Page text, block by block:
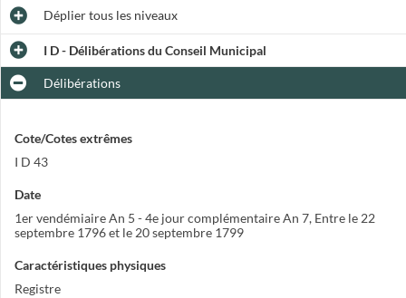
Dépliertous les niveaux
I D - Délibérations du Conseil Municipal
Délibérations
Cote/Cotes extrêmes
I D 43
Date
1er vendémiaire An 5 - 4e jour complémentaire An 7, Entre le 22
septembre 1796 et le 20 septembre 1799
Caractéristiques physiques
Registre